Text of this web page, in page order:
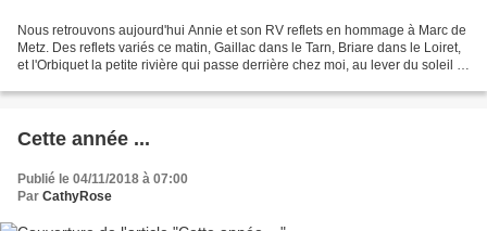
Nous retrouvons aujourd'hui Annie et son RV reflets en hommage à Marc de
Metz. Des reflets variés ce matin, Gaillac dans le Tarn, Briare dans le Loiret,
et l'Orbiquet la petite rivière qui passe derrière chez moi, au lever du soleil ...
Cette année ...
Publié le 04/11/2018 à 07:00
Par CathyRose